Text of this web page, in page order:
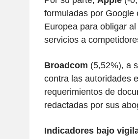
formuladas por Google
Europea para obligar
servicios a
Broadcom (5,52%), a
contra las autoridades
requerimientos de
redactadas por sus
Indicadores bajo